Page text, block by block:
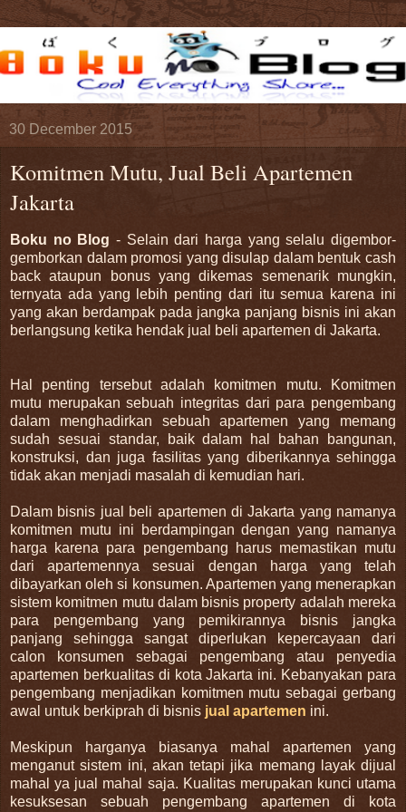
30 December 2015
Komitmen Mutu, Jual Beli Apartemen
Jakarta
Boku no Blog - Selain dari harga yang selalu digembor-
gemborkan dalam promosi yang disulap dalam bentuk cash
back ataupun bonus yang dikemas semenarik mungkin,
ternyata ada yang lebih penting dari itu semua karena ini
yang akan berdampak pada jangka panjang bisnis ini akan
berlangsung ketika hendak jual beli apartemen di Jakarta.
Hal penting tersebut adalah komitmen mutu. Komitmen
mutu merupakan sebuah integritas dari para pengembang
dalam menghadirkan sebuah apartemen yang memang
sudah sesuai standar, baik dalam hal bahan bangunan,
konstruksi, dan juga fasilitas yang diberikannya sehingga
tidak akan menjadi masalah di kemudian hari.
Dalam bisnis jual beli apartemen di Jakarta yang namanya
komitmen mutu ini berdampingan dengan yang namanya
harga karena para pengembang harus memastikan mutu
dari apartemennya sesuai dengan harga yang telah
dibayarkan oleh si konsumen. Apartemen yang menerapkan
sistem komitmen mutu dalam bisnis property adalah mereka
para pengembang yang pemikirannya bisnis jangka
panjang sehingga sangat diperlukan kepercayaan dari
calon konsumen sebagai pengembang atau penyedia
apartemen berkualitas di kota Jakarta ini. Kebanyakan para
pengembang menjadikan komitmen mutu sebagai gerbang
awal untuk berkiprah di bisnis jual apartemen ini.
Meskipun harganya biasanya mahal apartemen yang
menganut sistem ini, akan tetapi jika memang layak dijual
mahal ya jual mahal saja. Kualitas merupakan kunci utama
kesuksesan sebuah pengembang apartemen di kota